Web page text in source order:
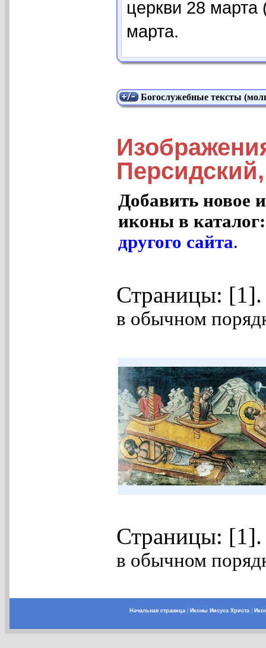
церкви 28 марта
марта.
Богослужебные тексты
Добавить новое
иконы в
другого сайта.
Страницы:
в обычном
Страницы:
в обычном
Начальная страница| Иконы Иисуса Христа|